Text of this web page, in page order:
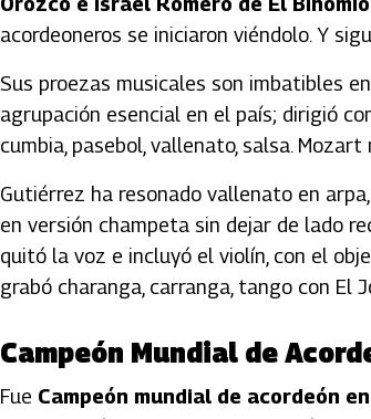
acordeoneros se iniciaron viéndolo. Y
Sus proezas musicales son imbatibles
agrupación esencial en el país; dirigió
cumbia, pasebol, vallenato, salsa.
Gutiérrez ha resonado vallenato en
en versión champeta sin dejar de lado
quitó la voz e incluyó el violín, con el
grabó charanga, carranga, tango con El
Campeón Mundial de
Fue Campeón mundial de acordeón